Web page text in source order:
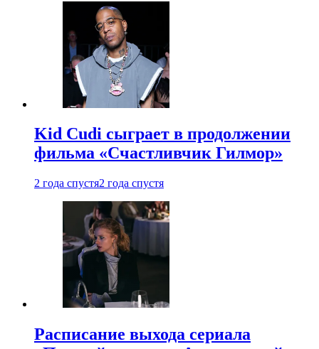
Kid Cudi сыграет в продолжении
фильма «Счастливчик Гилмор»
2 года спустя2 года спустя
Расписание выхода сериала